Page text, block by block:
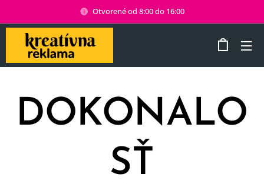
Otvorené od 8:00 do 16:00
DOKONALO
SŤ